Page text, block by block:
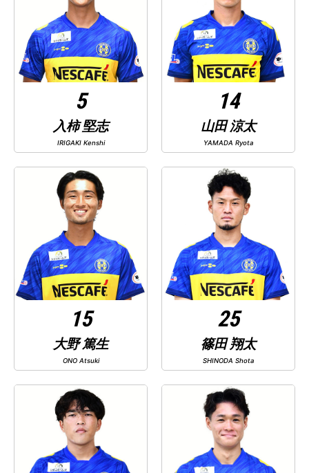
5
入柿 堅志
IRIGAKI Kenshi
14
山田 涼太
YAMADA Ryota
15
大野 篤生
ONO Atsuki
25
篠田 翔太
SHINODA Shota